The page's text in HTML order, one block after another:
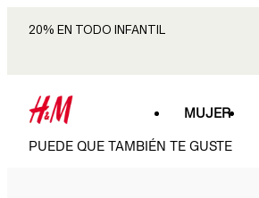
20% EN TODO INFANTIL
MUJER
PUEDE QUE TAMBIÉN TE GUSTE